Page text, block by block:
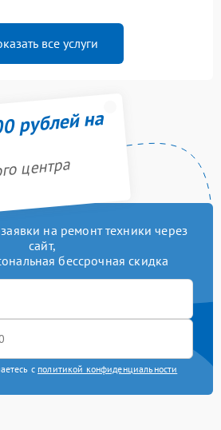
все услуги
рублей на
центра
на ремонт техники через
сайт,
бессрочная скидка
с политикой конфиденциальности